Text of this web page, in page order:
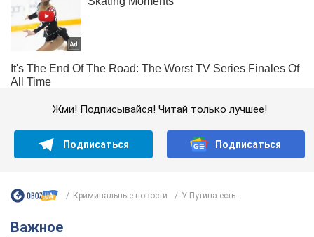
Жми! Подписывайся! Читай только лучшее!
Подписаться Подписаться
Криминальные новости У Путина есть...
Важное